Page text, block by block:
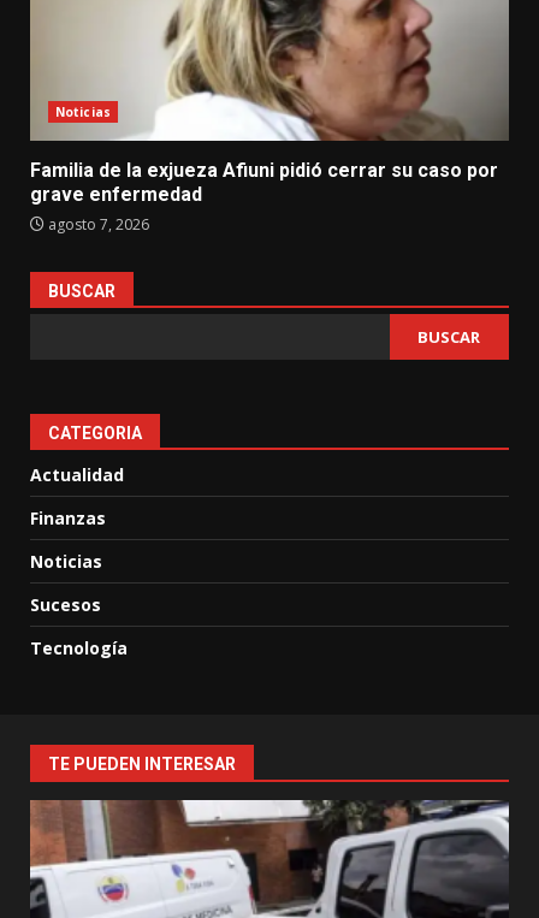
Noticias
Familia de la exjueza Afiuni pidió cerrar su caso por
grave enfermedad
agosto 7, 2026
BUSCAR
BUSCAR
CATEGORIA
Actualidad
Finanzas
Noticias
Sucesos
Tecnología
TE PUEDEN INTERESAR